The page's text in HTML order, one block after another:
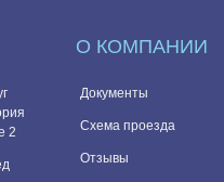
2
О КОМПАНИИ
Документы
Схема проезда
Отзывы